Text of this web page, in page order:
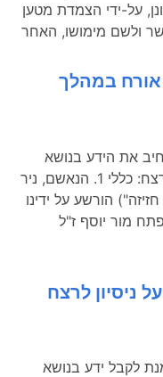
על-ידי הצמדת מטען
ולשם מימושו, האחר
אורח במהלך
את הידע בנושא
הריגה של עובר אורח במהלך ניסיון לרצח: כללי 1. הנאשם, ניר
הורשע על ידינו
יפתח מור יוסף ז"ל
ניסיון לרצח
לקבל ידע בנושא